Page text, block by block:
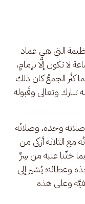
التي هي عماد
لا تكون إلَّا بإمامٍ،
كثُر الجمعُ كان ذلك
تبارك وتعالى وقَبوله
وحده، وصلاتُه
الثلاثة أزكى من
حَثّنا عليه من سِرِّ
وعطائه؛ يُشير إلى
وعلى هذه